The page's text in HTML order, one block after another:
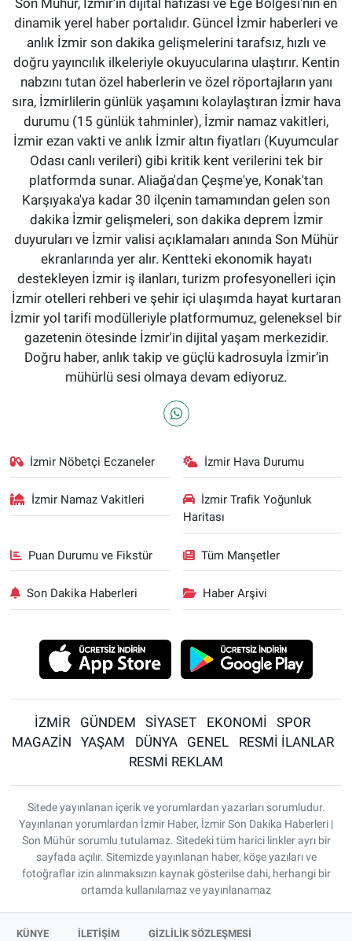
dinamik yerel haber portalıdır. Güncel İzmir haberleri ve
anlık İzmir son dakika gelişmelerini tarafsız, hızlı ve
doğru yayıncılık ilkeleriyle okuyucularına ulaştırır. Kentin
nabzını tutan özel haberlerin ve özel röportajların yanı
sıra, İzmirlilerin günlük yaşamını kolaylaştıran İzmir hava
durumu (15 günlük tahminler), İzmir namaz vakitleri,
İzmir ezan vakti ve anlık İzmir altın fiyatları (Kuyumcular
Odası canlı verileri) gibi kritik kent verilerini tek bir
platformda sunar. Aliağa'dan Çeşme'ye, Konak'tan
Karşıyaka'ya kadar 30 ilçenin tamamından gelen son
dakika İzmir gelişmeleri, son dakika deprem İzmir
duyuruları ve İzmir valisi açıklamaları anında Son Mühür
ekranlarında yer alır. Kentteki ekonomik hayatı
destekleyen İzmir iş ilanları, turizm profesyonelleri için
İzmir otelleri rehberi ve şehir içi ulaşımda hayat kurtaran
İzmir yol tarifi modülleriyle platformumuz, geleneksel bir
gazetenin ötesinde İzmir'in dijital yaşam merkezidir.
Doğru haber, anlık takip ve güçlü kadrosuyla İzmir’in
mühürlü sesi olmaya devam ediyoruz.
İzmir Nöbetçi Eczaneler İzmir Hava Durumu
İzmir Namaz Vakitleri
İzmir Trafik Yoğunluk
Haritası
Puan Durumu ve Fikstür Tüm Manşetler
Son Dakika Haberleri Haber Arşivi
İZMİR GÜNDEM SİYASET EKONOMİ
SPOR
MAGAZİN
YAŞAM DÜNYA GENEL
RESMİ İLANLAR
RESMİ REKLAM
Sitede yayınlanan içerik ve yorumlardan yazarları sorumludur.
Yayınlanan yorumlardan İzmir Haber, İzmir Son Dakika Haberleri |
Son Mühür sorumlu tutulamaz. Sitedeki tüm harici linkler ayrı bir
sayfada açılır. Sitemizde yayınlanan haber, köşe yazıları ve
fotoğraflar izin alınmaksızın kaynak gösterilse dahi, herhangi bir
ortamda kullanılamaz ve yayınlanamaz
KÜNYE İLETİŞİM GİZLİLİK SÖZLEŞMESİ